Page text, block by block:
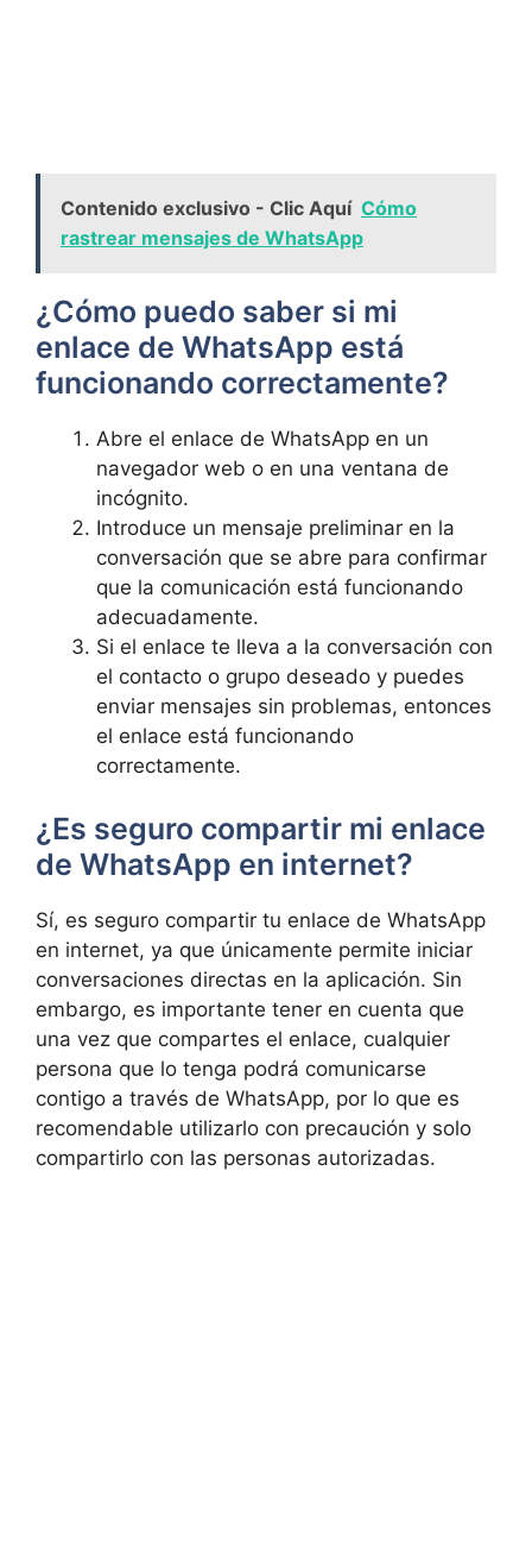
Contenido exclusivo - Clic Aquí Cómo
rastrear mensajes de WhatsApp
¿Cómo puedo saber si mi
enlace de WhatsApp está
funcionando correctamente?
Abre el enlace de WhatsApp en un
navegador web o en una ventana de
incógnito.
Introduce un mensaje preliminar en la
conversación que se abre para confirmar
que la comunicación está funcionando
adecuadamente.
Si el enlace te lleva a la conversación con
el contacto o grupo deseado y puedes
enviar mensajes sin problemas, entonces
el enlace está funcionando
correctamente.
¿Es seguro compartir mi enlace
de WhatsApp en internet?
Sí, es seguro compartir tu enlace de WhatsApp
en internet, ya que únicamente permite iniciar
conversaciones directas en la aplicación. Sin
embargo, es importante tener en cuenta que
una vez que compartes el enlace, cualquier
persona que lo tenga podrá comunicarse
contigo a través de WhatsApp, por lo que es
recomendable utilizarlo con precaución y solo
compartirlo con las personas autorizadas.